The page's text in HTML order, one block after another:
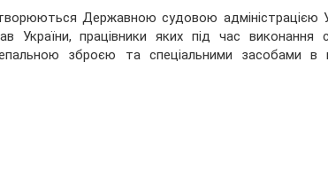
Державною судовою адміністрацією
України, працівники яких під час виконання
зброєю та спеціальними засобами в